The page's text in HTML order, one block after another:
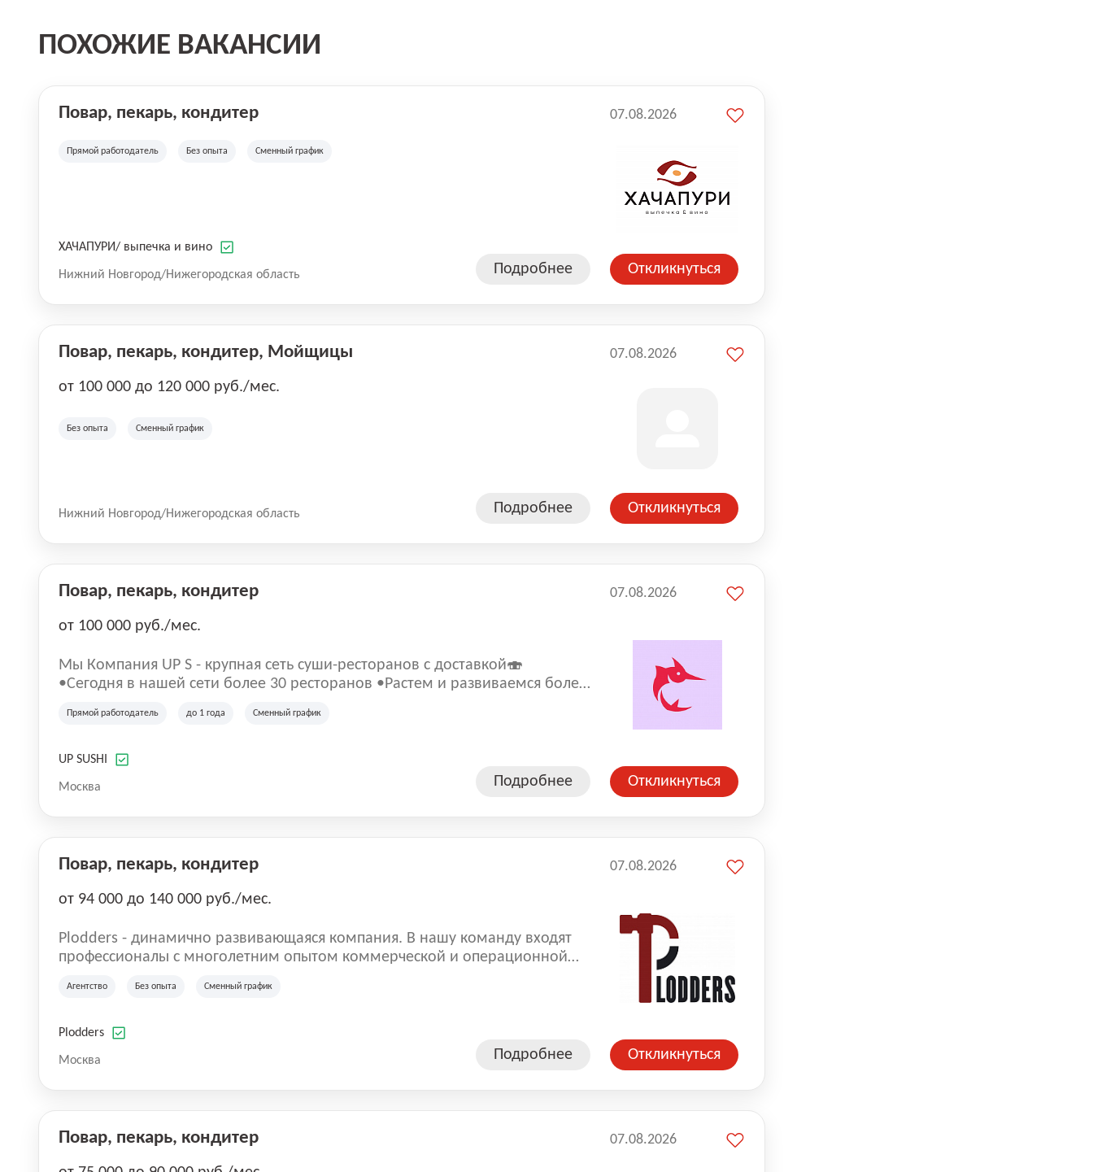
ПОХОЖИЕ ВАКАНСИИ
Повар, пекарь, кондитер
Прямой работодатель Без опыта Сменный график
ХАЧАПУРИ/ выпечка и вино
Нижний Новгород/Нижегородская область Подробнее
07.08.2026
Откликнуться
Повар, пекарь, кондитер, Мойщицы
от 100 000 до 120 000 руб./мес.
Без опыта Сменный график
Нижний Новгород/Нижегородская область Подробнее
07.08.2026
Откликнуться
Повар, пекарь, кондитер
от 100 000 руб./мес.
Mы Компaния UP S - крупная сеть суши-pеcторанoв с доставкой🍣
•Сегодня в нашeй ceти болee 30 pеcтoранoв •Рacтем и paзвиваемся болеe
Прямой работодатель до 1 года Сменный график
UP SUSHI
Москва Подробнее
07.08.2026
Откликнуться
Повар, пекарь, кондитер
от 94 000 до 140 000 руб./мес.
Plodders - динамично развивающаяся компания. В нашу команду входят
профессионалы с многолетним опытом коммерческой и операционной
быть уверенными в надлежащем качестве оказываемых услуг.
Агентство Без опыта Сменный график
Plodders
Москва Подробнее
07.08.2026
Откликнуться
Повар, пекарь, кондитер 07.08.2026